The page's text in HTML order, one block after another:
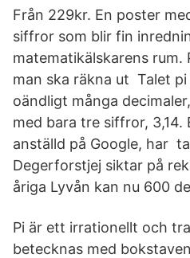
Från 229kr. En poster
siffror som blir fin
matematikälskarens rum.
man ska räkna ut Talet
oändligt många
med bara tre siffror, 3,14.
anställd på Google, har
Degerforstjej siktar på
åriga Lyvån kan nu 600
Pi är ett irrationellt och
betecknas med